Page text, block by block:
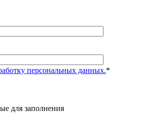
персональных данных.*
для заполнения